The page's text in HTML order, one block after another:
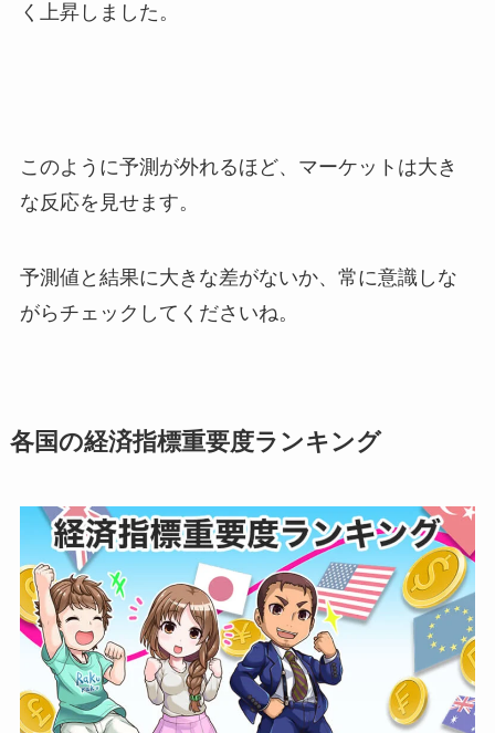
く上昇しました。
このように予測が外れるほど、マーケットは大き
な反応を見せます。
予測値と結果に大きな差がないか、常に意識しな
がらチェックしてくださいね。
各国の経済指標重要度ランキング